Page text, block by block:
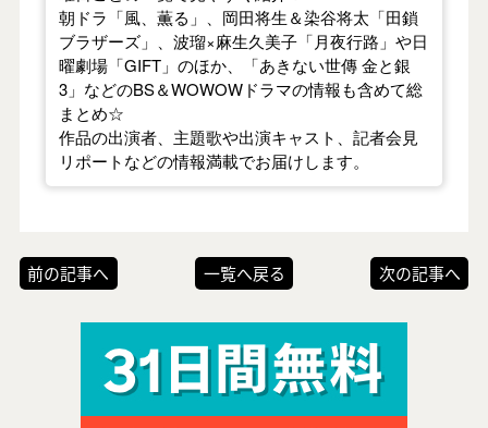
朝ドラ「風、薫る」、岡田将生＆染谷将太「田鎖
ブラザーズ」、波瑠×麻生久美子「月夜行路」や日
曜劇場「GIFT」のほか、「あきない世傳 金と銀
3」などのBS＆WOWOWドラマの情報も含めて総
まとめ☆
作品の出演者、主題歌や出演キャスト、記者会見
リポートなどの情報満載でお届けします。
前の記事へ 一覧へ戻る 次の記事へ